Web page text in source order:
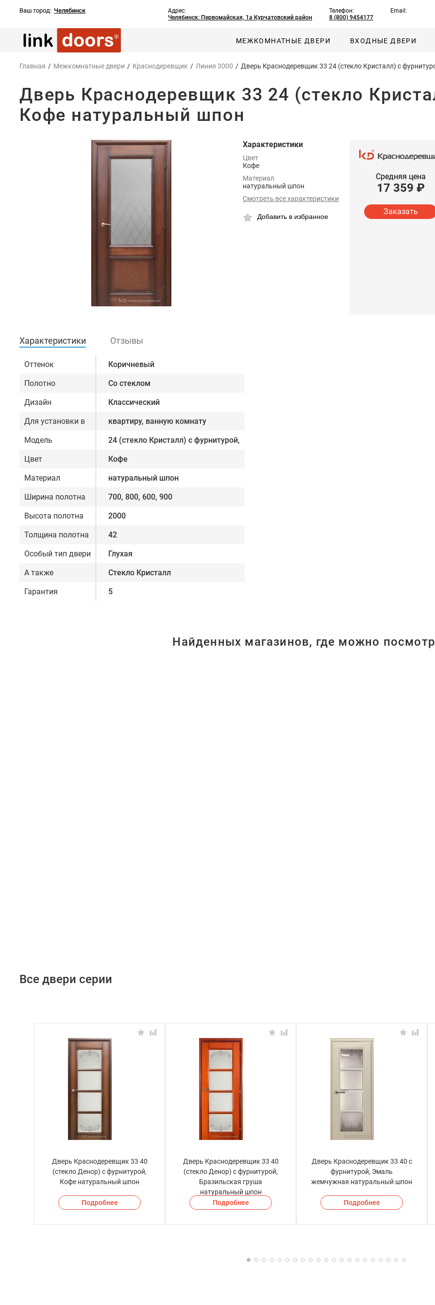
Ваш город: Челябинск
Адрес:
Челябинск: Первомайская, 1а Курчатовский район
Телефон:
8 (800) 9454177
Email:
МЕЖКОМНАТНЫЕ ДВЕРИ ВХОДНЫЕ ДВЕРИ
Главная / Межкомнатные двери / Краснодеревщик / Линия 3000 / Дверь Краснодеревщик 33 24 (стекло Кристалл) с
Дверь Краснодеревщик 33 24 (стекло
Кофе натуральный шпон
Характеристики
Цвет
Кофе
Материал
натуральный шпон
Смотреть все характеристики
Добавить в избранное
Средняя цена
17 359 ₽
Заказать
Характеристики Отзывы
Оттенок Коричневый
Полотно Со стеклом
Дизайн Классический
Для установки в квартиру, ванную комнату
Модель 24 (стекло Кристалл) с фурнитурой,
Цвет Кофе
Материал натуральный шпон
Ширина полотна 700, 800, 600, 900
Высота полотна 2000
Толщина полотна 42
Особый тип двери Глухая
А также Стекло Кристалл
Гарантия 5
Найденных магазинов, где можно
Все двери серии
Дверь Краснодеревщик 33 40
(стекло Денор) с фурнитурой,
Кофе натуральный шпон
Подробнее
Дверь Краснодеревщик 33 40
(стекло Денор) с фурнитурой,
Бразильская груша
натуральный шпон
Подробнее
Дверь Краснодеревщик 33 40 с
фурнитурой, Эмаль
жемчужная натуральный шпон
Подробнее